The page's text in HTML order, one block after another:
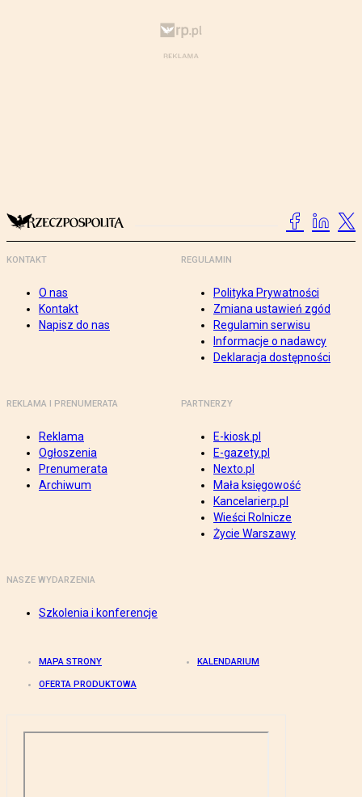
KONTAKT
O nas
Kontakt
Napisz do nas
REGULAMIN
Polityka Prywatności
Zmiana ustawień zgód
Regulamin serwisu
Informacje o nadawcy
Deklaracja dostępności
REKLAMA I PRENUMERATA
Reklama
Ogłoszenia
Prenumerata
Archiwum
PARTNERZY
E-kiosk.pl
E-gazety.pl
Nexto.pl
Mała księgowość
Kancelarierp.pl
Wieści Rolnicze
Życie Warszawy
NASZE WYDARZENIA
Szkolenia i konferencje
MAPA STRONY KALENDARIUM
OFERTA PRODUKTOWA